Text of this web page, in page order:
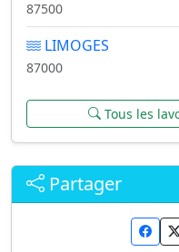
87500
LIMOGES
87000
Tous les
Partager